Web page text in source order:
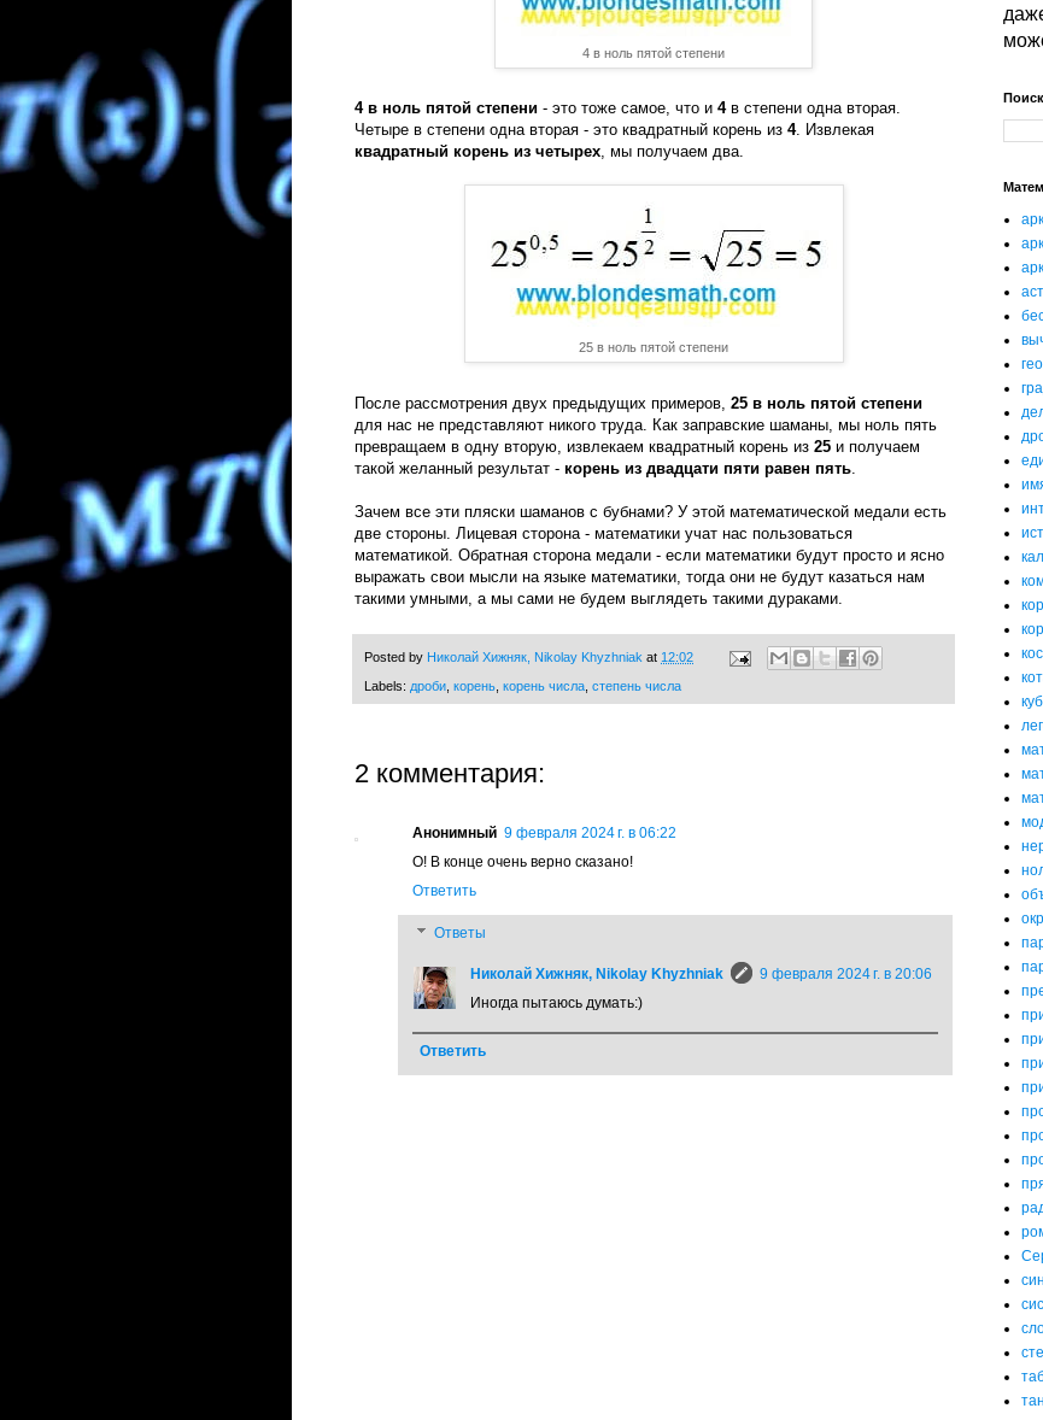
4 в ноль пятой степени
4 в ноль пятой степени - это тоже самое, что и 4в степени одна вторая.
Четыре в степени одна вторая - это квадратный корень из 4. Извлекая
квадратный корень из четырех, мы получаем два.
25 в ноль пятой степени
После рассмотрения двух предыдущих примеров, 25 в ноль пятой степени
для нас не представляют никого труда. Как заправские шаманы, мы ноль пять
превращаем в одну вторую, извлекаем квадратный корень из 25 и получаем
такой желанный результат - корень из двадцати пяти равен пять
Зачем все эти пляски шаманов с бубнами? У этой математической медали есть
две стороны. Лицевая сторона - математики учат нас пользоваться
математикой. Обратная сторона медали - если математики будут просто и ясно
выражать свои мысли на языке математики, тогда они не будут казаться нам
такими умными, а мы сами не будем выглядеть такими дураками.
Posted by Николай Хижняк, Nikolay Khyzhniak at 12:02
Labels: дроби корень корень числа степень числа
2 комментария:
Анонимный 9 февраля 2024 г. в 06:22
О! В конце очень верно сказано!
Ответить
Ответы
Николай Хижняк, Nikolay Khyzhniak
9 февраля 2024 г. в 20:06
Иногда пытаюсь думать:)
Ответить
куб